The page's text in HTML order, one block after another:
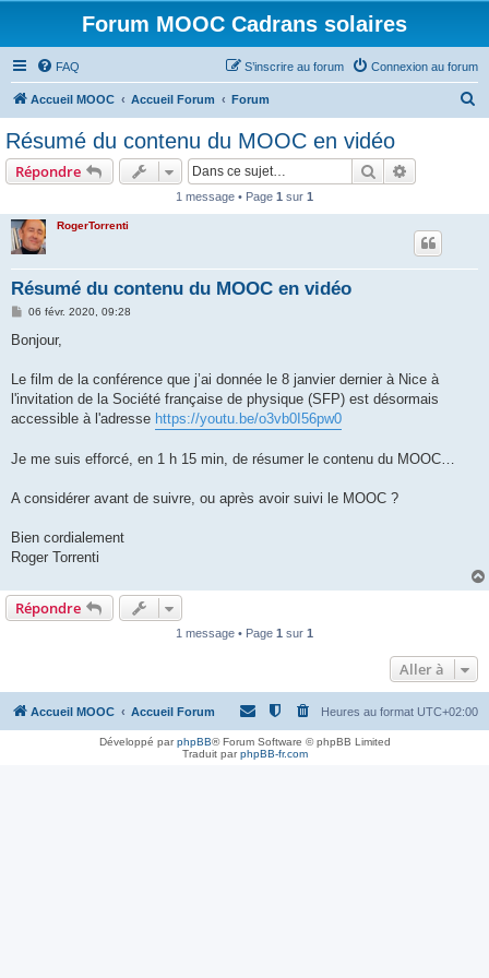
Forum MOOC Cadrans solaires
FAQ Connexion au forum
S’inscrire au forum
Accueil MOOC Accueil Forum Forum
Résumé du contenu du MOOC en vidéo
Répondre Rechercher
1 message • Page 1 sur 1
RogerTorrenti
Résumé du contenu du MOOC en vidéo
M
s
g
06 févr. 2020, 09:28
Bonjour,
Le film de la conférence que j’ai donnée le 8 janvier dernier à Nice à
l'invitation de la Société française de physique (SFP) est désormais
accessible à l'adresse https://youtu.be/o3vb0I56pw0
Je me suis efforcé, en 1 h 15 min, de résumer le contenu du MOOC…
A considérer avant de suivre, ou après avoir suivi le MOOC ?
Bien cordialement
Roger Torrenti
Répondre
1 message • Page 1 sur 1
Aller à
Accueil MOOC Accueil Forum Heures au format UTC+02:00
Développé parphpBB® Forum Software © phpBB Limited
Traduit parphpBB-fr.com